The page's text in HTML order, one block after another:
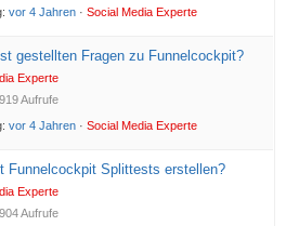
vor 4 Jahren ·Social Media Experte
gestellten Fragen zu Funnelcockpit?
Experte
Aufrufe
vor 4 Jahren ·Social Media Experte
Funnelcockpit Splittests erstellen?
Experte
Aufrufe